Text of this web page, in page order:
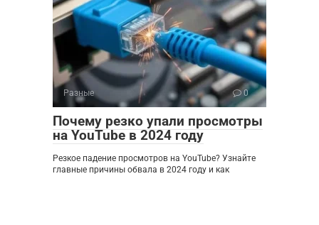
Разные 0
Почему резко упали просмотры
на YouTube в 2024 году
Резкое падение просмотров на YouTube? Узнайте
главные причины обвала в 2024 году и как